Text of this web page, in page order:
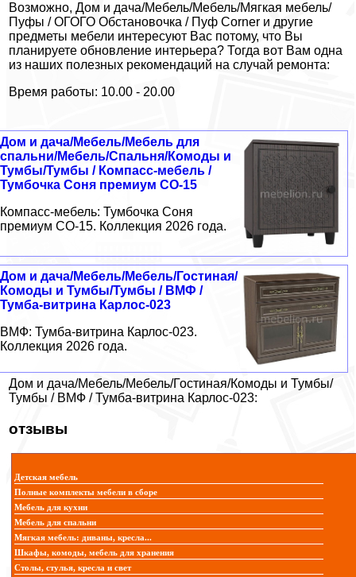
Возможно, Дом и дача/Мебель/Мебель/Мягкая мебель/
Пуфы / ОГОГО Обстановочка / Пуф Corner и другие
предметы мебели интересуют Вас потому, что Вы
планируете обновление интерьера? Тогда вот Вам одна
из наших полезных рекомендаций на случай ремонта:
Время работы: 10.00 - 20.00
Дом и дача/Мебель/Мебель для
спальни/Мебель/Спальня/Комоды и
Тумбы/Тумбы / Компасс-мебель /
Тумбочка Соня премиум СО-15
Компасс-мебель: Тумбочка Соня
премиум СО-15. Коллекция 2026 года.
Дом и дача/Мебель/Мебель/Гостиная/
Комоды и Тумбы/Тумбы / ВМФ /
Тумба-витрина Карлос-023
ВМФ: Тумба-витрина Карлос-023.
Коллекция 2026 года.
Дом и дача/Мебель/Мебель/Гостиная/Комоды и Тумбы/
Тумбы / ВМФ / Тумба-витрина Карлос-023:
отзывы
Детская мебель
Полные комплекты мебели в сборе
Мебель для кухни
Мебель для спальни
Мягкая мебель: диваны, кресла...
Шкафы, комоды, мебель для хранения
Столы, стулья, кресла и свет